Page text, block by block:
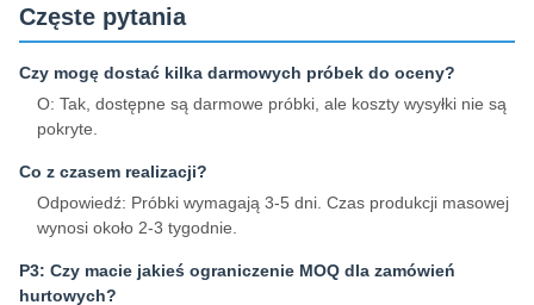
Częste pytania
Czy mogę dostać kilka darmowych próbek do oceny?
O: Tak, dostępne są darmowe próbki, ale koszty wysyłki nie są
pokryte.
Co z czasem realizacji?
Odpowiedź: Próbki wymagają 3-5 dni. Czas produkcji masowej
wynosi około 2-3 tygodnie.
P3: Czy macie jakieś ograniczenie MOQ dla zamówień
hurtowych?